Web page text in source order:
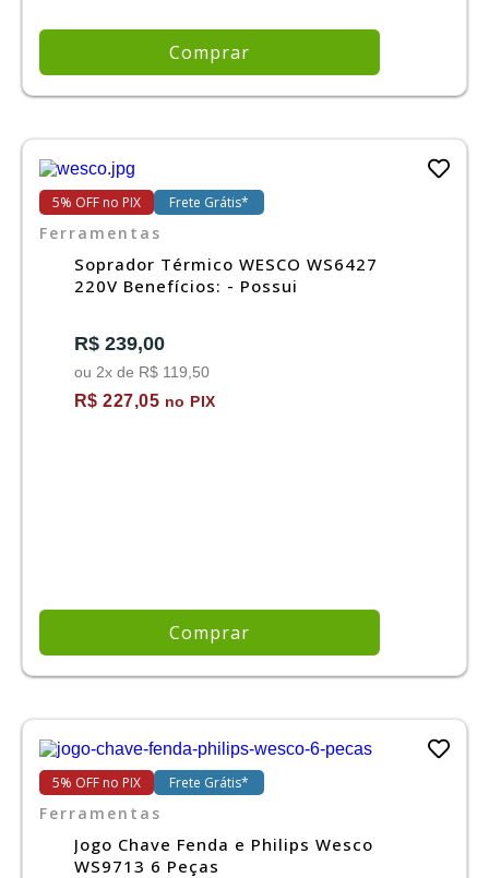
Comprar
5% OFF no PIX Frete Grátis*
Ferramentas
Soprador Térmico WESCO WS6427
220V Benefícios: - Possui
R$ 239,00
ou 2x de R$ 119,50
R$ 227,05 no PIX
Comprar
5% OFF no PIX Frete Grátis*
Ferramentas
Jogo Chave Fenda e Philips Wesco
WS9713 6 Peças